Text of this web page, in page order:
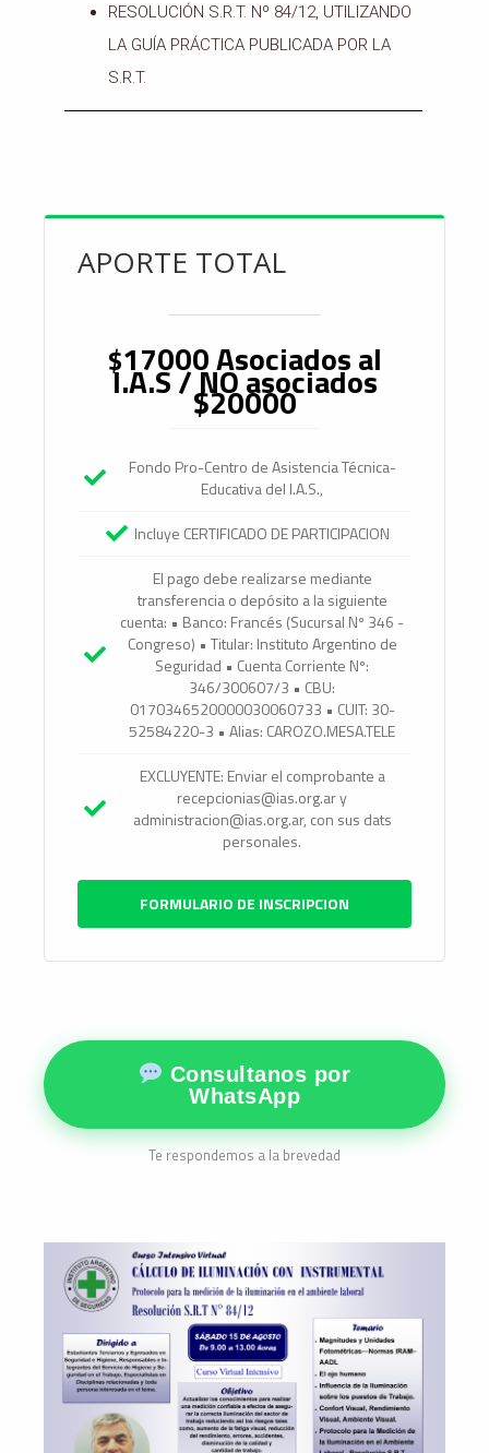
RESOLUCIÓN S.R.T. Nº 84/12, UTILIZANDO
LA GUÍA PRÁCTICA PUBLICADA POR LA
S.R.T.
APORTE TOTAL
$17000 Asociados al
I.A.S / NO asociados
$20000
Fondo Pro-Centro de Asistencia Técnica-
Educativa del I.A.S.,
Incluye CERTIFICADO DE PARTICIPACION
El pago debe realizarse mediante
transferencia o depósito a la siguiente
cuenta: • Banco: Francés (Sucursal Nº 346 -
Congreso) • Titular: Instituto Argentino de
Seguridad • Cuenta Corriente Nº:
346/300607/3 • CBU:
0170346520000030060733 • CUIT: 30-
52584220-3 • Alias: CAROZO.MESA.TELE
EXCLUYENTE: Enviar el comprobante a
recepcionias@ias.org.ar y
administracion@ias.org.ar, con sus dats
personales.
FORMULARIO DE INSCRIPCION
Consultanos por
WhatsApp
Te respondemos a la brevedad